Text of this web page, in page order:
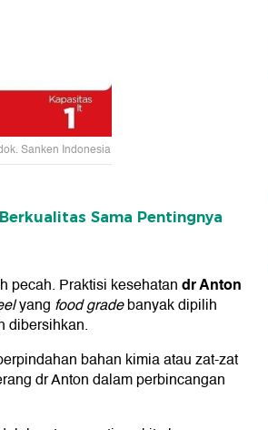
Sanken Indonesia
Sama Pentingnya
pecah. Praktisi kesehatandr Anton
yang food gradebanyak dipilih
dibersihkan.
bahan kimia atau zat-zat
dr Anton dalam perbincangan